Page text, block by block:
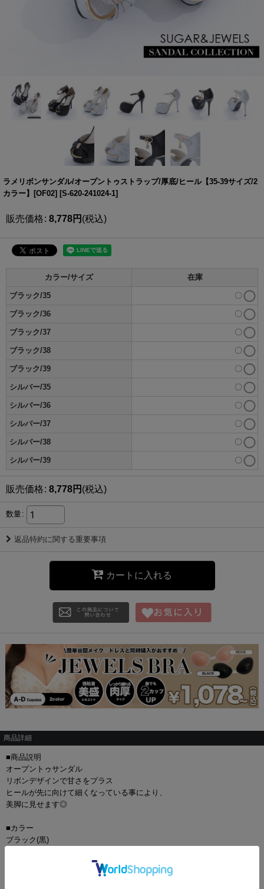
ラメリボンサンダル/オープントゥストラップ/厚底/ヒール【35-39サイズ/2
カラー】[OF02] [S-620-241024-1]
販売価格: 8,778円 (税込)
カラー/サイズ 在庫
ブラック/35 〇
ブラック/36 〇
ブラック/37 〇
ブラック/38 〇
ブラック/39 〇
シルバー/35 〇
シルバー/36 〇
シルバー/37 〇
シルバー/38 〇
シルバー/39 〇
販売価格: 8,778円 (税込)
数量:
返品特約に関する重要事項
カートに入れる
商品詳細
■商品説明
オープントゥサンダル
リボンデザインで甘さをプラス
ヒールが先に向けて細くなっている事により、
美脚に見せます◎
■カラー
ブラック(黒)